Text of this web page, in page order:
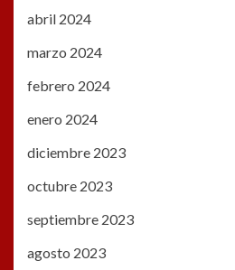
abril 2024
marzo 2024
febrero 2024
enero 2024
diciembre 2023
octubre 2023
septiembre 2023
agosto 2023